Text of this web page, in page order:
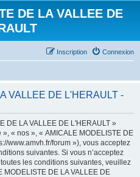
DE LA VALLEE DE
Connexion
Inscription
VALLEE DE L'HERAULT -
DE LA VALLEE DE L'HERAULT »
« nos », « AMICALE MODELISTE DE
www.amvh.fr/forum »), vous acceptez
suivantes. Si vous n’acceptez
les conditions suivantes, veuillez
DE LA VALLEE DE